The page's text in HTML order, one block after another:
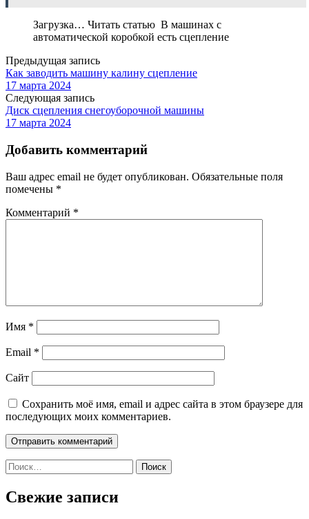
Загрузка… Читать статью В машинах с
автоматической коробкой есть сцепление
Предыдущая запись
Как заводить машину калину сцепление
17 марта 2024
Следующая запись
Диск сцепления снегоуборочной машины
17 марта 2024
Добавить комментарий
Ваш адрес email не будет опубликован. Обязательные поля
помечены *
Комментарий *
Имя *
Email *
Сайт
Сохранить моё имя, email и адрес сайта в этом браузере для
последующих моих комментариев.
Найти:
Свежие записи